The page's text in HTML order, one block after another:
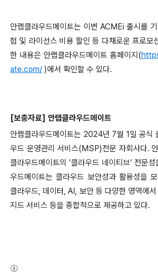
안랩클라우드메이트는 이번 ACMEi 출시를
험 및 라이선스 비용 할인 등 다채로운 프로모
한 내용은 안랩클라우드메이트 홈페이지 (
ate.com/ )에서 확인할 수 있다.
[보충자료] 안랩클라우드메이트
안랩클라우드메이트는 2024년 7월 1 일 공식
우드 운영관리 서비스(MSP)전문 자회사다.
클라우드메이트의 ‘클라우드 네이티브’ 전문
우드메이트는 클라우드 보안성과 활용성을
클라우드, 데이터 , AI, 보안 등 다양한 영역에
지드 서비스 등을 종합적으로 제공하고 있다.